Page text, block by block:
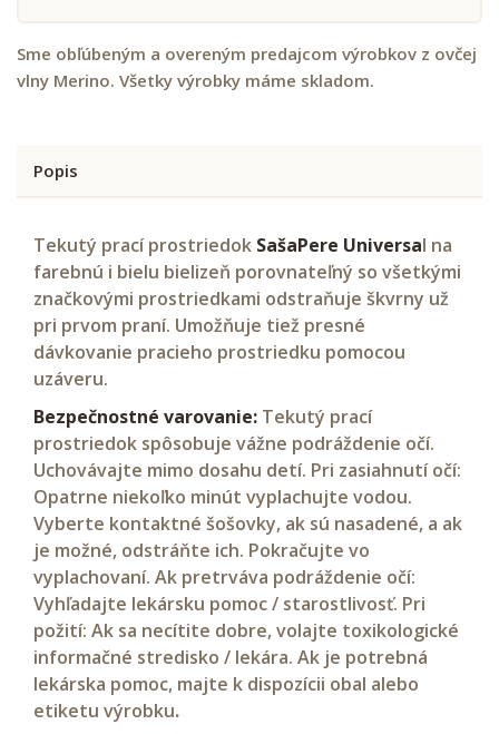
Sme obľúbeným a overeným predajcom výrobkov z ovčej
vlny Merino. Všetky výrobky máme skladom.
Popis
Tekutý prací prostriedok SašaPere Universal na
farebnú i bielu bielizeň porovnateľný so všetkými
značkovými prostriedkami odstraňuje škvrny už
pri prvom praní. Umožňuje tiež presné
dávkovanie pracieho prostriedku pomocou
uzáveru.
Bezpečnostné varovanie: Tekutý prací
prostriedok spôsobuje vážne podráždenie očí.
Uchovávajte mimo dosahu detí. Pri zasiahnutí očí:
Opatrne niekoľko minút vyplachujte vodou.
Vyberte kontaktné šošovky, ak sú nasadené, a ak
je možné, odstráňte ich. Pokračujte vo
vyplachovaní. Ak pretrváva podráždenie očí:
Vyhľadajte lekársku pomoc / starostlivosť. Pri
požití: Ak sa necítite dobre, volajte toxikologické
informačné stredisko / lekára. Ak je potrebná
lekárska pomoc, majte k dispozícii obal alebo
etiketu výrobku.